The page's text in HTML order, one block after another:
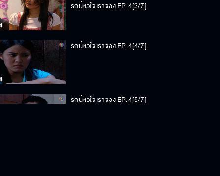
รักนี้หัวใจเราจอง EP.4[3/7]
รักนี้หัวใจเราจอง EP.4[4/7]
รักนี้หัวใจเราจอง EP.4[5/7]